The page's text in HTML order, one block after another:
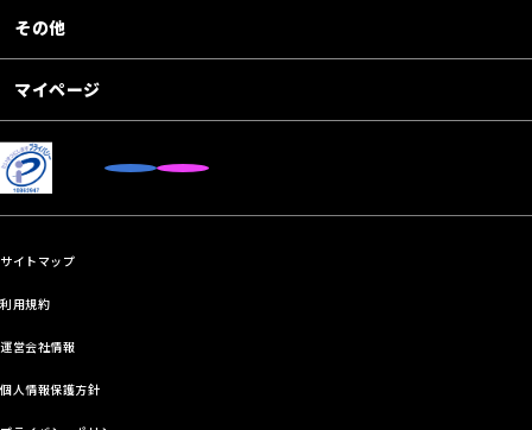
その他
マイページ
サイトマップ
利用規約
運営会社情報
個人情報保護方針